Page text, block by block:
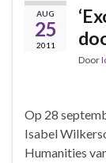
AUG
25
2011
Door
Op 28
Isabel
Humanities